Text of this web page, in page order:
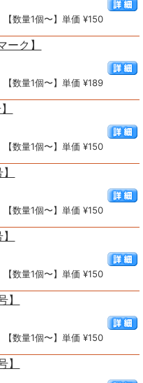
【数量1個〜】単価 ¥150
ーク】
【数量1個〜】単価 ¥189
【数量1個〜】単価 ¥150
【数量1個〜】単価 ¥150
【数量1個〜】単価 ¥150
】
【数量1個〜】単価 ¥150
】